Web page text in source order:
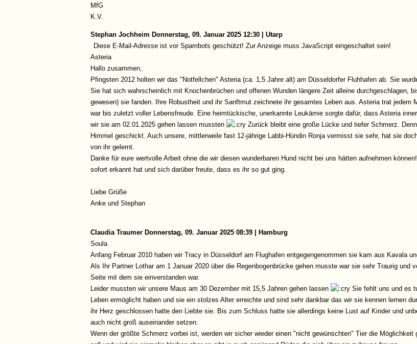
MfG
K.V.
Stephan Jochheim Donnerstag, 09. Januar 2025 12:30 | Utarp
Diese E-Mail-Adresse ist vor Spambots geschützt! Zur Anzeige muss JavaScript eingeschaltet sein!
Asteria
Hallo zusammen,
Pfingsten 2012 holten wir das "Notfellchen" Asteria (ca. 1,5 Jahre alt) am Düsseldorfer Fluhhafen ab. Sie
Sie hat sich wahrscheinlich mit Knochenbrüchen und offenen Wunden längere Zeit alleine durchgeschlagen,
gewesen) sie fanden. Ihre Robustheit und ihr Sanftmut zeichnete ihr gesamtes Leben aus. Asteria trat jedem
war bis zuletzt voller Lebensfreude. Eine heimtückische, unerkannte Leukämie sorgte dafür, dass Asteria
wir sie am 02.01.2025 gehen lassen mussten
Zurück bleibt eine große Lücke und tiefer Schmerz.
Himmel geschickt. Auch unsere, mittlerweile fast 12-jährige Labbi-Hündin Ronja vermisst sie sehr, hat sie
von ihr gelernt.
Danke für eure wertvolle Arbeit ohne die wir diesen wunderbaren Hund nicht bei uns hätten aufnehmen
sofort erkannt hat und sich darüber freute, dass es ihr so gut ging.
Liebe Grüße
Anke und Stephan
Claudia Traumer Donnerstag, 09. Januar 2025 08:39 | Hamburg
Soula
Anfang Februar 2010 haben wir Tracy in Düsseldorf am Flughafen entgegengenommen sie kam aus Kavala
Als Ihr Partner Lothar am 1 Januar 2020 über die Regenbogenbrücke gehen musste war sie sehr Traurig
Seite mit dem sie einverstanden war.
Leider mussten wir unsere Maus am 30 Dezember mit 15,5 Jahren gehen lassen
Sie fehlt uns und es
Leben ermöglicht haben und sie ein stolzes Alter erreichte und sind sehr dankbar das wir sie kennen lernen
ihr Herz geschlossen hatte den Liebte sie. Bis zum Schluss hatte sie allerdings keine Lust auf Kinder und
auch nicht groß auseinander setzen.
Wenn der größte Schmerz vorbei ist, werden wir sicher wieder einen "nicht gewünschten" Tier die